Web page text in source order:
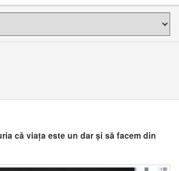
că viața este un dar și să facem din